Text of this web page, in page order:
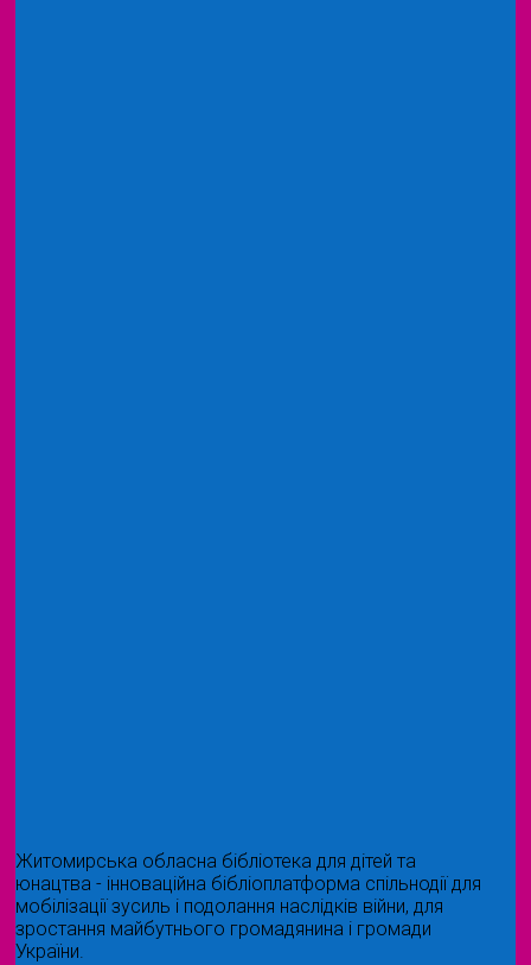
Житомирська обласна бібліотека для дітей та
юнацтва - інноваційна бібліоплатформа спільнодії для
мобілізації зусиль і подолання наслідків війни, для
зростання майбутнього громадянина і громади
України.